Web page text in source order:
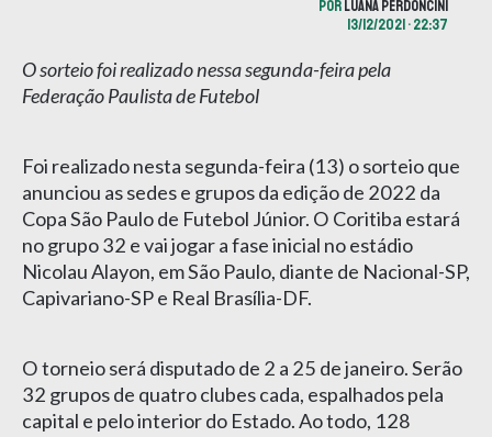
PORLUANA PERDONCINI
13/12/2021 • 22:37
O sorteio foi realizado nessa segunda-feira pela
Federação Paulista de Futebol
Foi realizado nesta segunda-feira (13) o sorteio que
anunciou as sedes e grupos da edição de 2022 da
Copa São Paulo de Futebol Júnior. O Coritiba estará
no grupo 32 e vai jogar a fase inicial no estádio
Nicolau Alayon, em São Paulo, diante de Nacional-SP,
Capivariano-SP e Real Brasília-DF.
O torneio será disputado de 2 a 25 de janeiro. Serão
32 grupos de quatro clubes cada, espalhados pela
capital e pelo interior do Estado. Ao todo, 128